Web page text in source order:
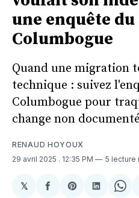
une enquête
Columbogue
Quand une migration
technique : suivez
Columbogue pour
change non documenté
RENAUD HOYOUX
29 avril 2025 . 12:35 PM 5 lecture
𝕏SharePartagerSharePartager